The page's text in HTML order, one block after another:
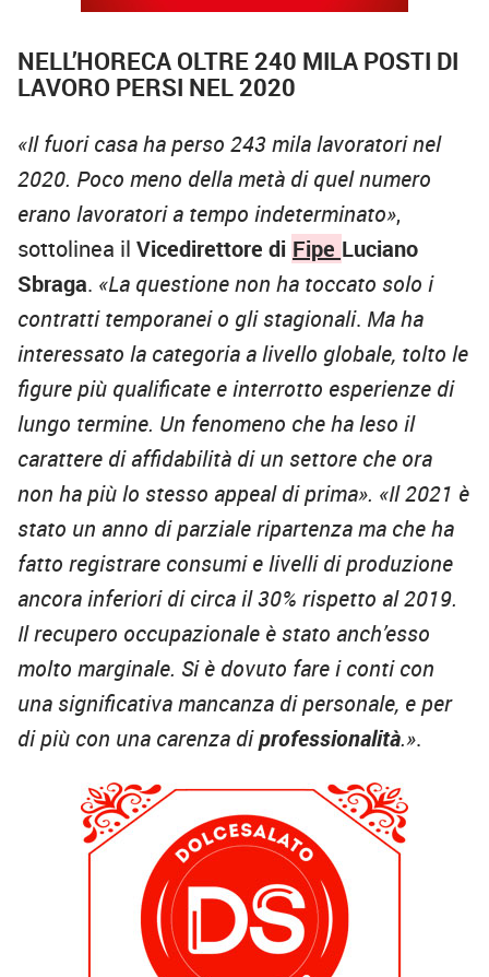
NELL’HORECA OLTRE 240 MILA POSTI DI
LAVORO PERSI NEL 2020
«Il fuori casa ha perso 243 mila lavoratori nel
2020. Poco meno della metà di quel numero
erano lavoratori a tempo indeterminato»,
sottolinea il Vicedirettore di Fipe Luciano
Sbraga. «La questione non ha toccato solo i
contratti temporanei o gli stagionali. Ma ha
interessato la categoria a livello globale, tolto le
figure più qualificate e interrotto esperienze di
lungo termine. Un fenomeno che ha leso il
carattere di affidabilità di un settore che ora
non ha più lo stesso appeal di prima». «Il 2021 è
stato un anno di parziale ripartenza ma che ha
fatto registrare consumi e livelli di produzione
ancora inferiori di circa il 30% rispetto al 2019.
Il recupero occupazionale è stato anch’esso
molto marginale. Si è dovuto fare i conti con
una significativa mancanza di personale, e per
di più con una carenza diprofessionalità.».